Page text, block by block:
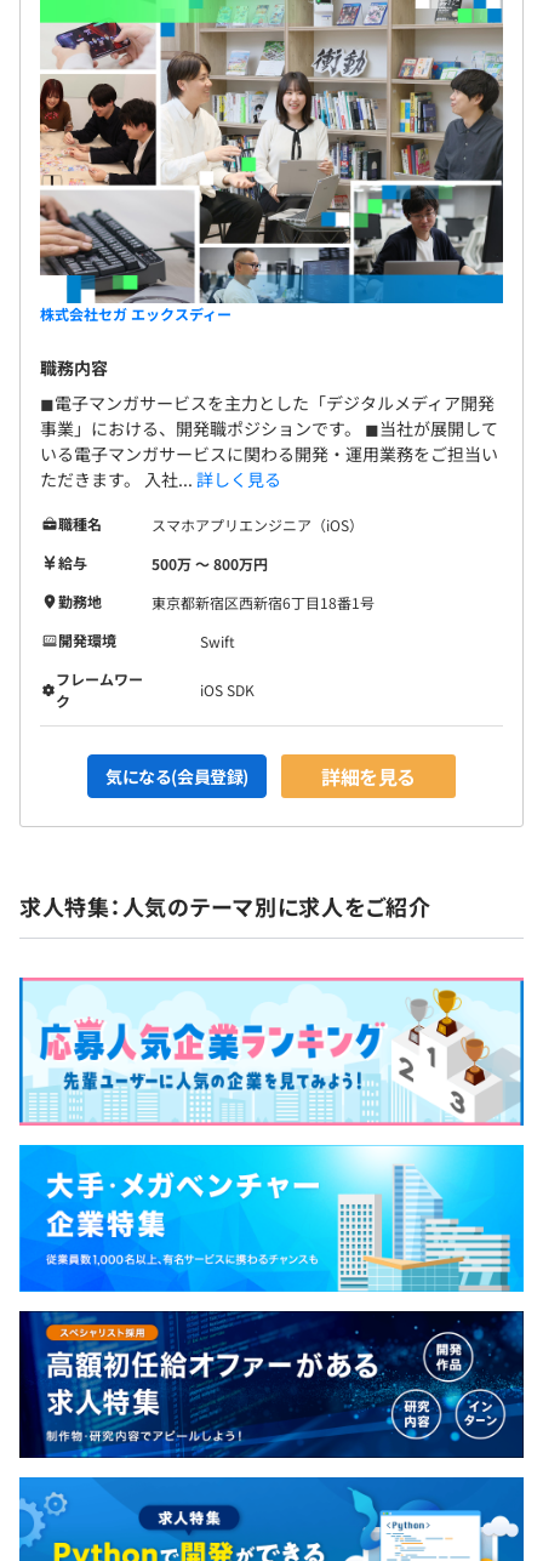
株式会社セガ エックスディー
職務内容
◼︎電子マンガサービスを主力とした「デジタルメディア開発
事業」における、開発職ポジションです。 ◼︎当社が展開して
いる電子マンガサービスに関わる開発・運用業務をご担当い
ただきます。 入社... 詳しく見る
職種名
スマホアプリエンジニア（iOS）
給与
500万 〜 800万円
勤務地
東京都新宿区西新宿6丁目18番1号
開発環境
Swift
フレームワー
ク
iOS SDK
気になる(会員登録) 詳細を見る
求人特集：人気のテーマ別に求人をご紹介